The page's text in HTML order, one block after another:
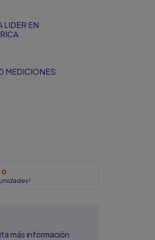
LIDER EN
MEDICIONES
0
más información